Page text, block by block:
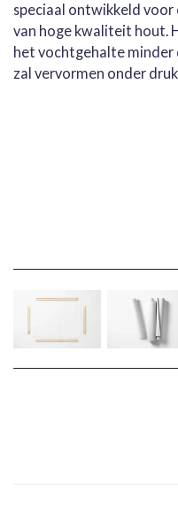
speciaal ontwikkeld voor
van hoge kwaliteit hout.
het vochtgehalte minder
zal vervormen onder